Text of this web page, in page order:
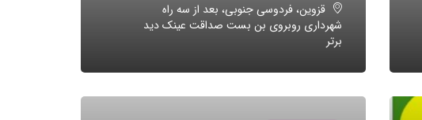
قزوین، فردوسی جنوبی، بعد از سه راه
شهرداری روبروی بن بست صداقت عینک دید
برتر